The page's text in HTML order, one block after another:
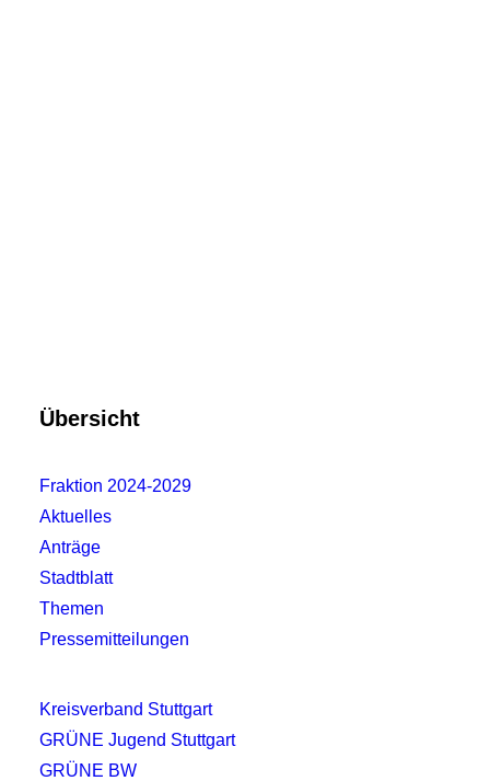
Übersicht
Fraktion 2024-2029
Aktuelles
Anträge
Stadtblatt
Themen
Pressemitteilungen
Kreisverband Stuttgart
GRÜNE Jugend Stuttgart
GRÜNE BW